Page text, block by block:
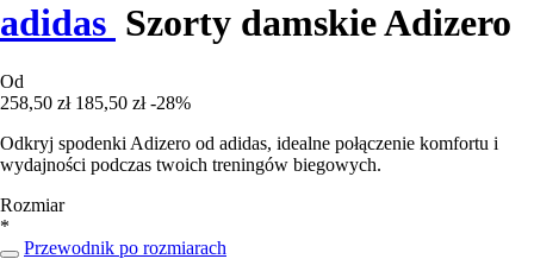
adidas Szorty damskie Adizero
Od
258,50 zł 185,50 zł -28%
Odkryj spodenki Adizero od adidas, idealne połączenie komfortu i
wydajności podczas twoich treningów biegowych.
Rozmiar
*
Przewodnik po rozmiarach